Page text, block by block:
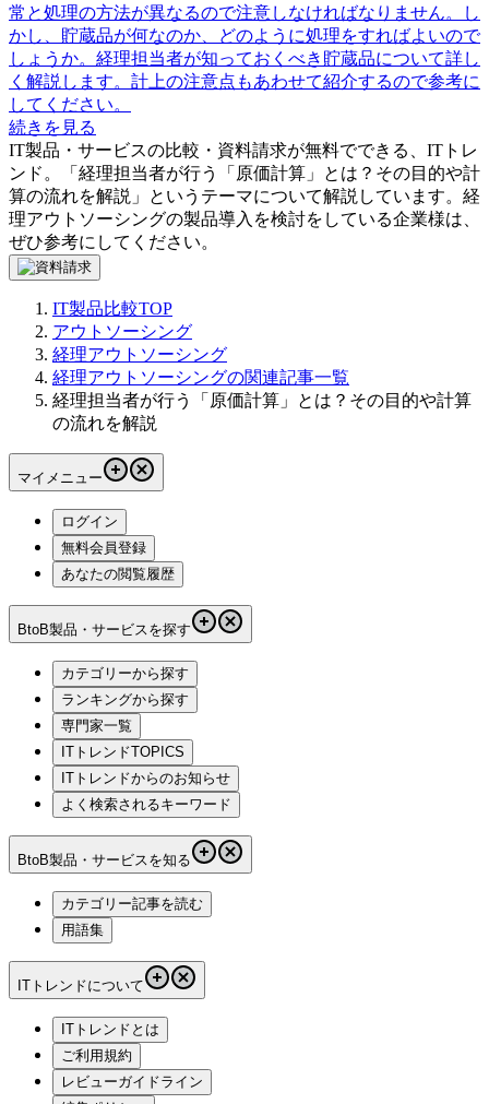
常と処理の方法が異なるので注意しなければなりません。し
かし、貯蔵品が何なのか、どのように処理をすればよいので
しょうか。経理担当者が知っておくべき貯蔵品について詳し
く解説します。計上の注意点もあわせて紹介するので参考に
してください。
続きを見る
IT製品・サービスの比較・資料請求が無料でできる、ITトレ
ンド。「 経理担当者が行う「原価計算」とは？その目的や計
算の流れを解説 」というテーマについて解説しています。 経
理アウトソーシングの製品導入を検討をしている企業様は、
ぜひ参考にしてください。
IT製品比較TOP
アウトソーシング
経理アウトソーシング
経理アウトソーシングの関連記事一覧
経理担当者が行う「原価計算」とは？その目的や計算
の流れを解説
マイメニュー
ログイン
無料会員登録
あなたの閲覧履歴
BtoB製品・サービスを探す
カテゴリーから探す
ランキングから探す
専門家一覧
ITトレンドTOPICS
ITトレンドからのお知らせ
よく検索されるキーワード
BtoB製品・サービスを知る
カテゴリー記事を読む
用語集
ITトレンドについて
ITトレンドとは
ご利用規約
レビューガイドライン